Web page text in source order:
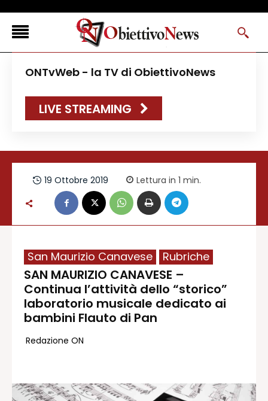
FLASH NEWS
NEWS DAL RESTO D’ITALIA
CANAVESELOCAL
PROMOREDAZIONALI
ONSTYLE MAGAZINE
Redazione
Contatti
Lavora con noi
Pubblicità
Condizioni gener. acquisto spazi
ONTvWeb - la TV di ObiettivoNews
LIVE STREAMING
19 Ottobre 2019 Lettura in 1 min.
San Maurizio Canavese Rubriche
SAN MAURIZIO CANAVESE –
Continua l’attività dello “storico”
laboratorio musicale dedicato ai
bambini Flauto di Pan
Redazione ON